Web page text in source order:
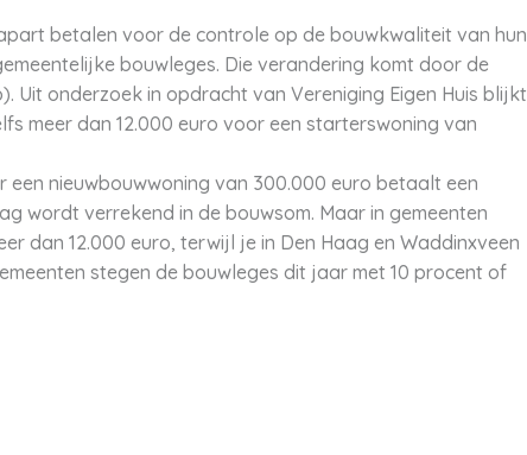
betalen voor de controle op de bouwkwaliteit van hun
bouwleges. Die verandering komt door de
onderzoek in opdracht van Vereniging Eigen Huis blijkt
meer dan 12.000 euro voor een starterswoning van
een nieuwbouwwoning van 300.000 euro betaalt een
wordt verrekend in de bouwsom. Maar in gemeenten
dan 12.000 euro, terwijl je in Den Haag en Waddinxveen
stegen de bouwleges dit jaar met 10 procent of